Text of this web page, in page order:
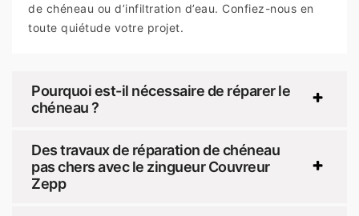
de chéneau ou d’infiltration d’eau. Confiez-nous en
toute quiétude votre projet.
Pourquoi est-il nécessaire de réparer le
chéneau ?
Des travaux de réparation de chéneau
pas chers avec le zingueur Couvreur
Zepp